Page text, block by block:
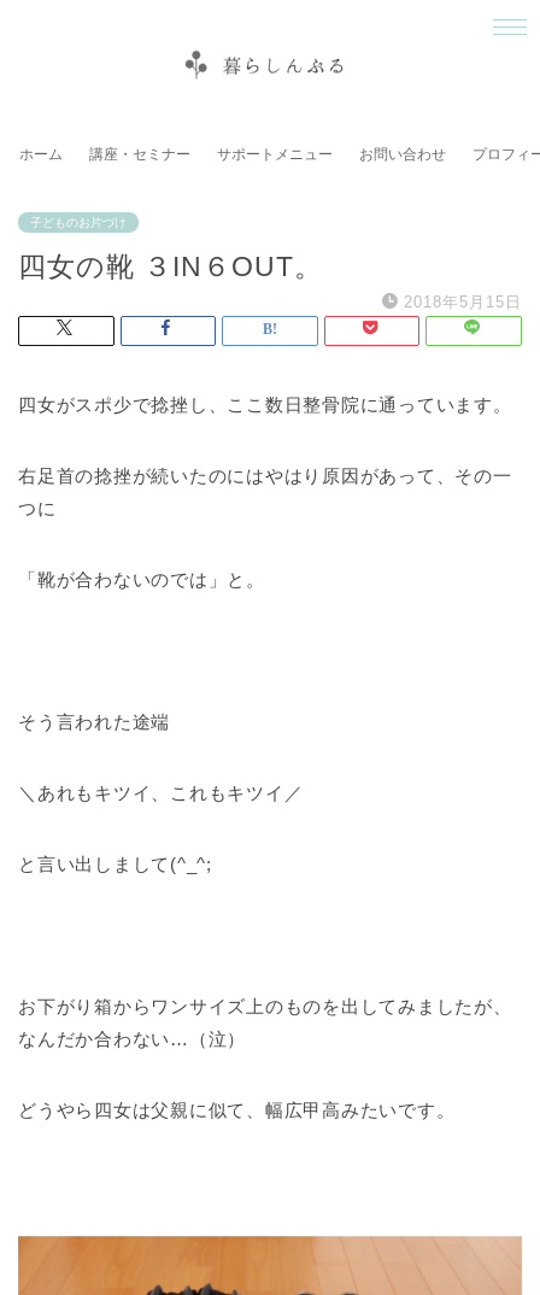
ホーム 講座・セミナー サポートメニュー お問い合わせ プロフィ
子どものお片づけ
四女の靴 ３IN６OUT。
2018年5月15日
四女がスポ少で捻挫し、ここ数日整骨院に通っています。
右足首の捻挫が続いたのにはやはり原因があって、その一
つに
「靴が合わないのでは」と。
そう言われた途端
＼あれもキツイ、これもキツイ／
と言い出しまして(^_^;
お下がり箱からワンサイズ上のものを出してみましたが、
なんだか合わない…（泣）
どうやら四女は父親に似て、幅広甲高みたいです。